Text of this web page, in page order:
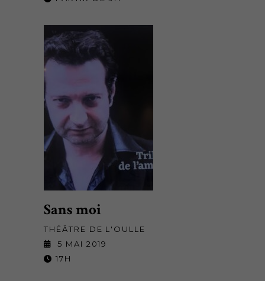
Sans moi
THÉÂTRE DE L'OULLE
5 MAI 2019
17H